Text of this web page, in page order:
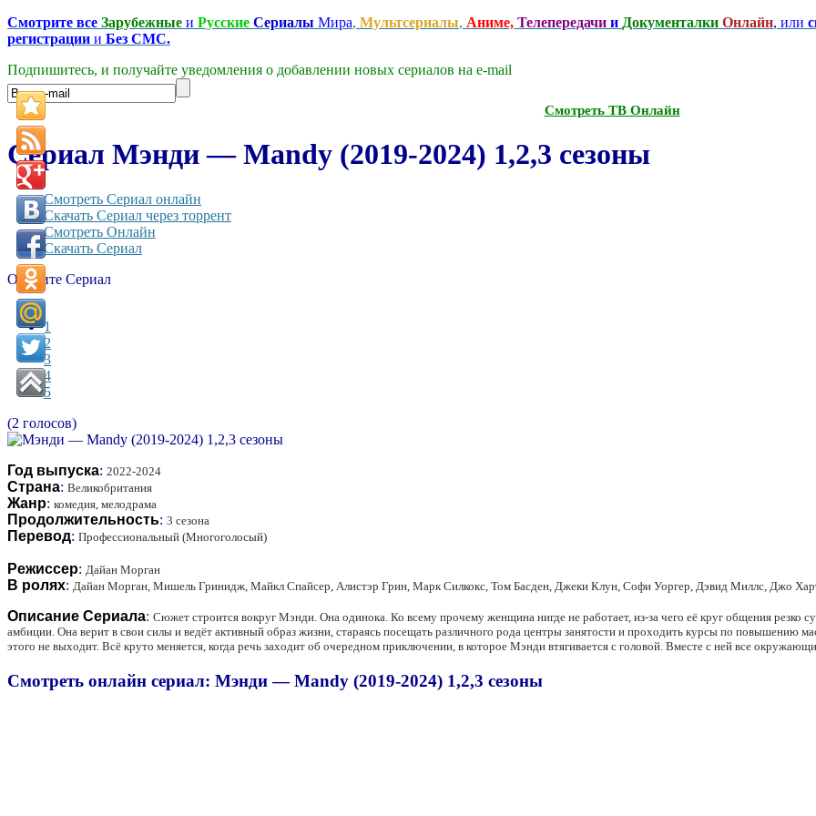
Смотрите все Зарубежные и Русские Сериалы Мира, Мультсериалы, Аниме, Телепередачи и Документалки Онлайн, или
регистрации и Без СМС.
Подпишитесь, и получайте уведомления о добавлении новых сериалов на e-mаil
Смотреть ТВ Онлайн
Сериал Мэнди — Mandy (2019-2024) 1,2,3 сезоны
Смотреть Сериал онлайн
Скачать Сериал через торрент
Смотреть Онлайн
Скачать Сериал
Оцените Сериал
1
2
3
4
5
(2 голосов)
Год выпуска: 2022-2024
Страна: Великобритания
Жанр: комедия, мелодрама
Продолжительность: 3 сезона
Перевод: Профессиональный (Многоголосый)
Режиссер: Дайан Морган
В ролях: Дайан Морган, Мишель Гринидж, Майкл Спайсер, Алистэр Грин, Марк Силкокс, Том Басден, Джеки Клун, Софи Уоргер, Дэвид Миллс, Джо
Описание Сериала: Сюжет строится вокруг Мэнди. Она одинока. Ко всему прочему женщина нигде не работает, из-за чего её круг общения резко
амбиции. Она верит в свои силы и ведёт активный образ жизни, стараясь посещать различного рода центры занятости и проходить курсы по повышению
этого не выходит. Всё круто меняется, когда речь заходит об очередном приключении, в которое Мэнди втягивается с головой. Вместе с ней все
Смотреть онлайн сериал: Мэнди — Mandy (2019-2024) 1,2,3 сезоны